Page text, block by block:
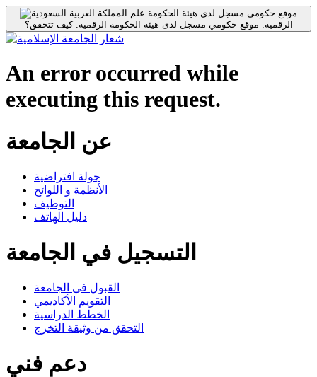
موقع حكومي مسجل لدى هيئة الحكومة
الرقمية. موقع حكومي مسجل لدى هيئة الحكومة الرقمية.كيف تتحقق؟
An error occurred while
executing this request.
عن الجامعة
جولة افتراضية
الأنظمة و اللوائح
التوظيف
دليل الهاتف
التسجيل في الجامعة
القبول فى الجامعة
التقويم الأكاديمي
الخطط الدراسية
التحقق من وثيقة التخرج
دعم فني